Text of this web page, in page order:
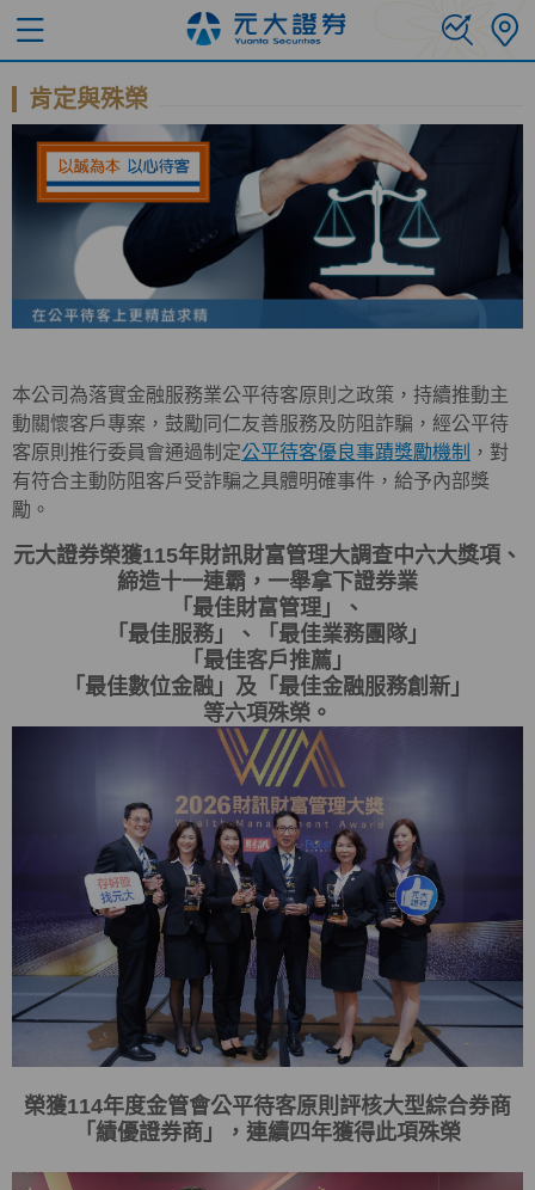
肯定與殊榮
本公司為落實金融服務業公平待客原則之政策，持續推動主
動關懷客戶專案，鼓勵同仁友善服務及防阻詐騙，經公平待
客原則推行委員會通過制定公平待客優良事蹟獎勵機制 ，對
有符合主動防阻客戶受詐騙之具體明確事件，給予內部獎
勵。
元大證券榮獲115年財訊財富管理大調查中六大獎項、
締造十一連霸，一舉拿下證券業
「最佳財富管理」、
「最佳服務」、「最佳業務團隊」
「最佳客戶推薦」
「最佳數位金融」及「最佳金融服務創新」
等六項殊榮。
榮獲114年度金管會公平待客原則評核大型綜合券商
「 績優證券商 」，連續四年獲得此項殊榮